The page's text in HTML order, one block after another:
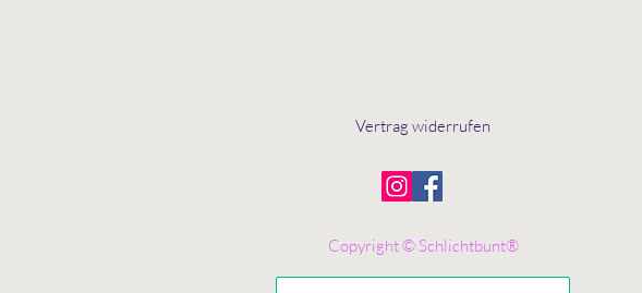
Vertrag widerrufen
Copyright © Schlichtbunt®